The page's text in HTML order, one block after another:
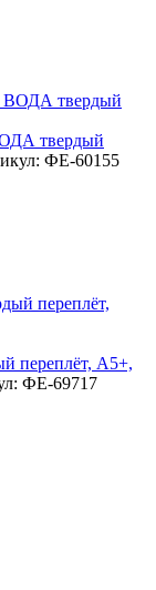
твердый
ФЕ-60155
переплёт, А5+,
ФЕ-69717